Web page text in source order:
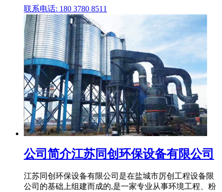
联系电话: 180 3780 8511
公司简介江苏同创环保设备有限公司
江苏同创环保设备有限公司是在盐城市厉创工程设备限
公司的基础上组建而成的,是一家专业从事环境工程、粉